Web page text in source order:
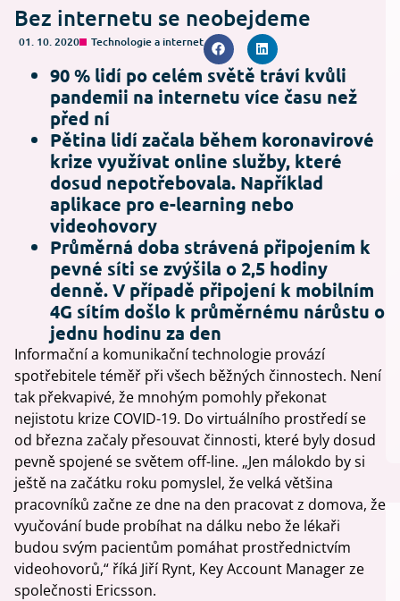
Bez internetu se neobejdeme
01. 10. 2020 Technologie a internet
90 % lidí po celém světě tráví kvůli
pandemii na internetu více času než
před ní
Pětina lidí začala během koronavirové
krize využívat online služby, které
dosud nepotřebovala. Například
aplikace pro e-learning nebo
videohovory
Průměrná doba strávená připojením k
pevné síti se zvýšila o 2,5 hodiny
denně. V případě připojení k mobilním
4G sítím došlo k průměrnému nárůstu o
jednu hodinu za den
Informační a komunikační technologie provází
spotřebitele téměř při všech běžných činnostech. Není
tak překvapivé, že mnohým pomohly překonat
nejistotu krize COVID-19. Do virtuálního prostředí se
od března začaly přesouvat činnosti, které byly dosud
pevně spojené se světem off-line. „Jen málokdo by si
ještě na začátku roku pomyslel, že velká většina
pracovníků začne ze dne na den pracovat z domova, že
vyučování bude probíhat na dálku nebo že lékaři
budou svým pacientům pomáhat prostřednictvím
videohovorů,“ říká Jiří Rynt, Key Account Manager ze
společnosti Ericsson.